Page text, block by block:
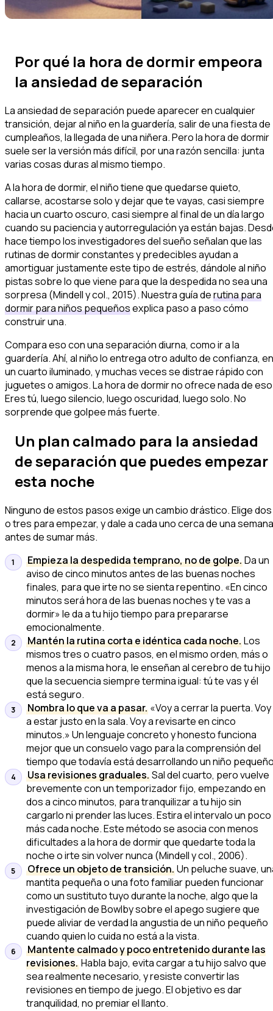
Por qué la hora de dormir empeora
la ansiedad de separación
La ansiedad de separación puede aparecer en cualquier
transición, dejar al niño en la guardería, salir de una fiesta de
cumpleaños, la llegada de una niñera. Pero la hora de dormir
suele ser la versión más difícil, por una razón sencilla: junta
varias cosas duras al mismo tiempo.
A la hora de dormir, el niño tiene que quedarse quieto,
callarse, acostarse solo y dejar que te vayas, casi siempre
hacia un cuarto oscuro, casi siempre al final de un día largo
cuando su paciencia y autorregulación ya están bajas.
hace tiempo los investigadores del sueño señalan que las
rutinas de dormir constantes y predecibles ayudan a
amortiguar justamente este tipo de estrés, dándole al niño
pistas sobre lo que viene para que la despedida no sea una
sorpresa (Mindell y col., 2015). Nuestra guía derutina para
dormir para niños pequeñosexplica paso a paso cómo
construir una.
Compara eso con una separación diurna, como ir a la
guardería. Ahí, al niño lo entrega otro adulto de confianza, en
un cuarto iluminado, y muchas veces se distrae rápido con
juguetes o amigos. La hora de dormir no ofrece nada de
Eres tú, luego silencio, luego oscuridad, luego solo. No
sorprende que golpee más fuerte.
Un plan calmado para la ansiedad
de separación que puedes empezar
esta noche
Ninguno de estos pasos exige un cambio drástico. Elige dos
o tres para empezar, y dale a cada uno cerca de una semana
antes de sumar más.
Empieza la despedida temprano, no de golpe.Da un
aviso de cinco minutos antes de las buenas noches
finales, para que irte no se sienta repentino. «En cinco
minutos será hora de las buenas noches y te vas a
dormir» le da a tu hijo tiempo para prepararse
emocionalmente.
Mantén la rutina corta e idéntica cada noche.Los
mismos tres o cuatro pasos, en el mismo orden, más o
menos a la misma hora, le enseñan al cerebro de tu hijo
que la secuencia siempre termina igual: tú te vas y él
está seguro.
Nombra lo que va a pasar. «Voy a cerrar la puerta. Voy
a estar justo en la sala. Voy a revisarte en cinco
minutos.» Un lenguaje concreto y honesto funciona
mejor que un consuelo vago para la comprensión del
tiempo que todavía está desarrollando un niño
Usa revisiones graduales.Sal del cuarto, pero vuelve
brevemente con un temporizador fijo, empezando en
dos a cinco minutos, para tranquilizar a tu hijo sin
cargarlo ni prender las luces. Estira el intervalo un poco
más cada noche. Este método se asocia con menos
dificultades a la hora de dormir que quedarte toda la
noche o irte sin volver nunca (Mindell y col., 2006).
Ofrece un objeto de transición.Un peluche suave,
mantita pequeña o una foto familiar pueden funcionar
como un sustituto tuyo durante la noche, algo que la
investigación de Bowlby sobre el apego sugiere que
puede aliviar de verdad la angustia de un niño pequeño
cuando quien lo cuida no está a la vista.
Mantente calmado y poco entretenido durante las
revisiones.Habla bajo, evita cargar a tu hijo salvo que
sea realmente necesario, y resiste convertir las
revisiones en tiempo de juego. El objetivo es dar
tranquilidad, no premiar el llanto.